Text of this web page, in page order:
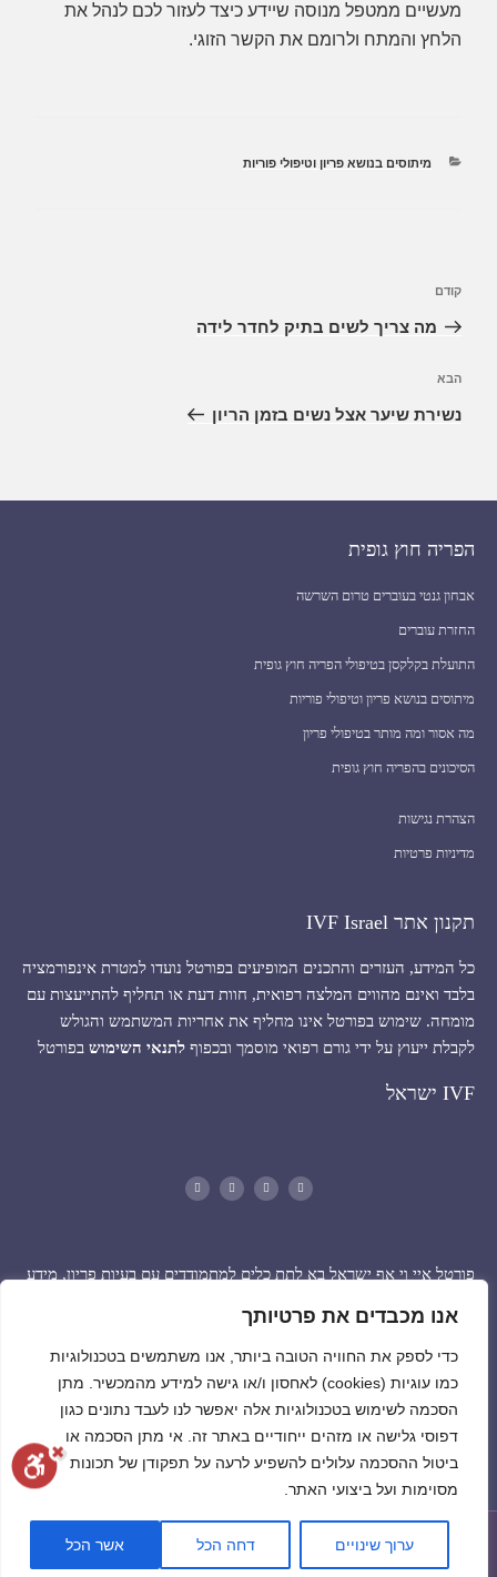
אנו מכבדים את פרטיותך
כדי לספק את החוויה הטובה ביותר, אנו משתמשים בטכנולוגיות
כמו עוגיות (cookies) לאחסון ו/או גישה למידע מהמכשיר. מתן
הסכמה לשימוש בטכנולוגיות אלה יאפשר לנו לעבד נתונים כגון
דפוסי גלישה או מזהים ייחודיים באתר זה. אי מתן הסכמה או
ביטול ההסכמה עלולים להשפיע לרעה על תפקודן של תכונות
מסוימות ועל ביצועי האתר.
ערוך שינויים דחה הכל אשר הכל
מעשיים ממטפל מנוסה שיידע כיצד לעזור לכם לנהל את
הלחץ והמתח ולרומם את הקשר הזוגי.
מיתוסים בנושא פריון וטיפולי פוריות
קודם
מה צריך לשים בתיק לחדר לידה
הבא
נשירת שיער אצל נשים בזמן הריון
הפריה חוץ גופית
אבחון גנטי בעוברים טרום השרשה
החזרת עוברים
התועלת בקלקסן בטיפולי הפריה חוץ גופית
מיתוסים בנושא פריון וטיפולי פוריות
מה אסור ומה מותר בטיפולי פריון
הסיכונים בהפריה חוץ גופית
הצהרת נגישות
מדיניות פרטיות
תקנון אתר IVF Israel
כל המידע, העזרים והתכנים המופיעים בפורטל נועדו למטרת אינפורמציה
בלבד ואינם מהווים המלצה רפואית, חוות דעת או תחליף להתייעצות עם
מומחה. שימוש בפורטל אינו מחליף את אחריות המשתמש והגולש
לקבלת ייעוץ על ידי גורם רפואי מוסמך ובכפוף לתנאי השימוש בפורטל
IVF ישראל
פורטל איי וי אף ישראל בא לתת כלים למתמודדים עם בעיות פריון, מידע
חלוציים לשיקום הסטטוסקוו בטיפולים בארץ ובחו”ל.
הפורטל עשוי להוות כלי מרכזי לסיוע וקידום איכות חיים וטיפול
למתמודדים עם סוגיות פוריות
DESIGN BY MEDICAL ONLINE